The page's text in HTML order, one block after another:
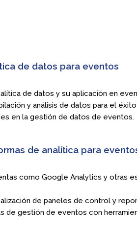
de datos para eventos
de datos y su aplicación en
y análisis de datos para el
en la gestión de datos de eventos.
de analítica para
como Google Analytics y otras
de paneles de control y
de gestión de eventos con